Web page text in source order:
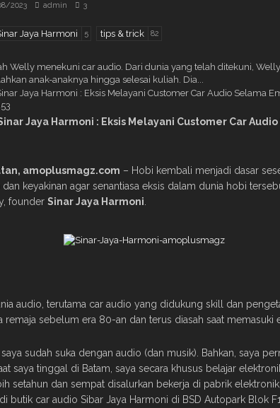
2023 admin 3
Jaya Harmoni 5 tips & trick 82
Welly menekuni car audio. Dari dunia yang telah ditekuni,
anak-anaknya hingga selesai kuliah. Dia...
Jaya Harmoni : Eksis Melayani Customer Car
amoplusmagz.com – Hobi kembali menjadi dasar
dan keyakinan agar senantiasa eksis dalam dunia hobi
founder Sinar Jaya Harmoni
audio, terutama car audio yang didukung skill dan
remaja sebelum era 80-an dan terus diasah saat memasuki
saya sudah suka dengan audio (dan musik). Bahkan, saya
saya tinggal di Batam, saya secara khusus belajar
setahun dan sempat disalurkan bekerja di pabrik
butik car audio Sibar Jaya Harmoni di BSD Autopark Blok